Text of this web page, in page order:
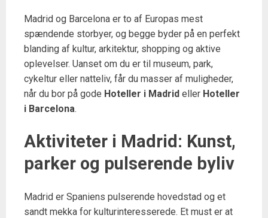
Madrid og Barcelona er to af Europas mest
spændende storbyer, og begge byder på en perfekt
blanding af kultur, arkitektur, shopping og aktive
oplevelser. Uanset om du er til museum, park,
cykeltur eller natteliv, får du masser af muligheder,
når du bor på gode Hoteller i Madrid eller Hoteller
i Barcelona.
Aktiviteter i Madrid: Kunst,
parker og pulserende byliv
Madrid er Spaniens pulserende hovedstad og et
sandt mekka for kulturinteresserede. Et must er at